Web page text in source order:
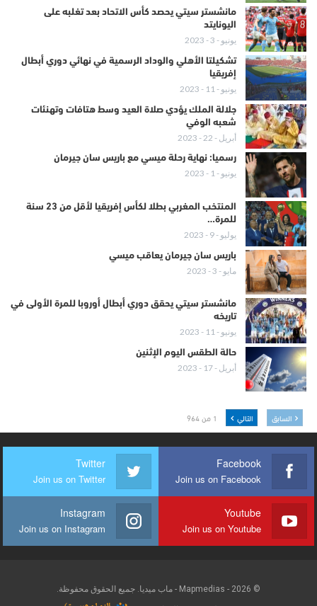
مانشستر سيتي يحصد كأس الاتحاد بعد تغلبه على
اليونايتد
يونيو - 3 - 2023
تشكيلتا الأهلي والوداد الرسمية في نهائي دوري أبطال
إفريقيا
يونيو - 11 - 2023
جلالة الملك يؤدي صلاة العيد وسط هتافات وتهنئات
شعبه الوفي
أبريل - 22 - 2023
رسميا: نهاية رحلة ميسي مع باريس سان جيرمان
يونيو - 1 - 2023
المنتخب المغربي بطلا لكأس إفريقيا لأقل من 23 سنة
للمرة…
يوليو - 9 - 2023
باريس سان جيرمان يعاقب ميسي
مايو - 3 - 2023
مانشستر سيتي يحقق دوري أبطال أوروبا للمرة الأولى في
تاريخه
يونيو - 11 - 2023
حالة الطقس اليوم الإثنين
أبريل - 17 - 2023
السابق التالي 1 من 964
Facebook
Join us on Facebook
Twitter
Join us on Twitter
Youtube
Join us on Youtube
Instagram
Join us on Instagram
© 2026 - Mapmedias - ماب ميديا. جميع الحقوق محفوظة.